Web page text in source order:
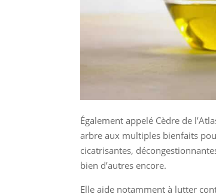
Également appelé Cèdre de
arbre aux multiples bienfaits
cicatrisantes,
bien d’autres encore.
Elle aide notamment à lutter